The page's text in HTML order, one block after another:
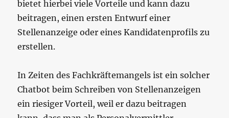
bietet hierbei viele Vorteile und kann dazu
beitragen, einen ersten Entwurf einer
Stellenanzeige oder eines Kandidatenprofils zu
erstellen.
In Zeiten des Fachkräftemangels ist ein solcher
Chatbot beim Schreiben von Stellenanzeigen
ein riesiger Vorteil, weil er dazu beitragen